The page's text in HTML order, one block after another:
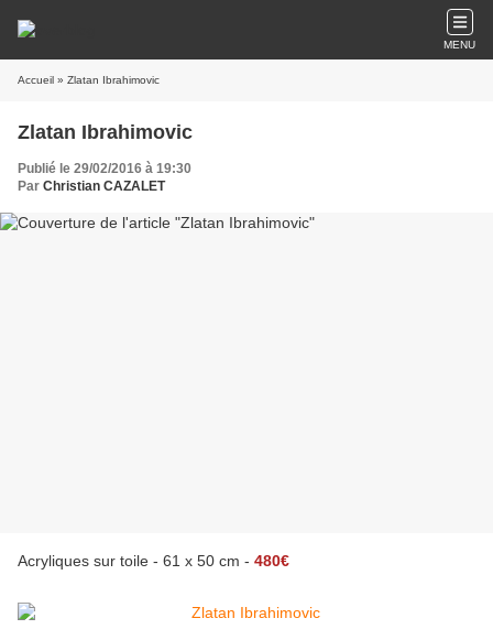
MENU
Accueil » Zlatan Ibrahimovic
Zlatan Ibrahimovic
Publié le 29/02/2016 à 19:30
Par Christian CAZALET
Acryliques sur toile - 61 x 50 cm - 480€